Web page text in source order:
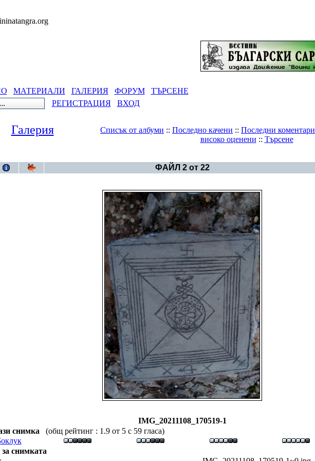
МАТЕРИАЛИ ГАЛЕРИЯ ФОРУМ
ТЪРСЕНЕ
РЕГИСТРАЦИЯ
ВХОД
Галерия Списък от албуми :: Последно качени :: Последни коментари
високо оценени :: Търсене
ФАЙЛ 2 от 22
IMG_20211108_170519-1
снимка
(общ рейтинг : 1.9 от 5 с 59 гласа)
снимката